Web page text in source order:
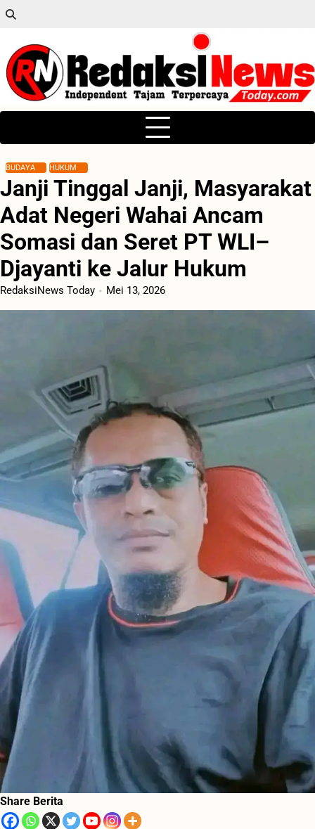
Skip
content
BUDAYA HUKUM
Janji Tinggal Janji, Masyarakat
Adat Negeri Wahai Ancam
Somasi dan Seret PT WLI–
Djayanti ke Jalur Hukum
RedaksiNews Today Mei 13, 2026
Share Berita